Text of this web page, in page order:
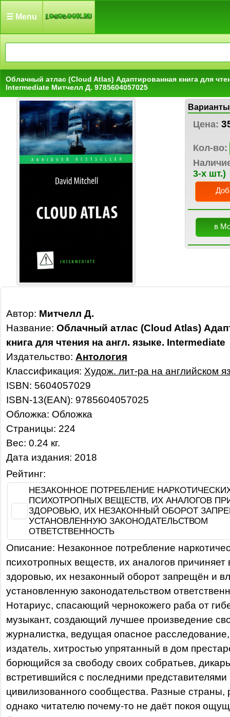
☰ Menu
Облачный атлас (Cloud Atlas) Адаптированная книга для
Intermediate Митчелл Д. 9785604057025
Цена:
Кол-во:
3-х шт.)
в
Автор: Митчелл Д.
Название: Облачный атлас (Cloud Atlas)
книга для чтения на англ. языке. Intermediate
Издательство: Антология
Классификация: Худож. лит-ра на английском
ISBN: 5604057029
ISBN-13(EAN): 9785604057025
Обложка: Обложка
Страницы: 224
Вес: 0.24 кг.
Дата издания: 2018
Рейтинг:
НЕЗАКОННОЕ ПОТРЕБЛЕНИЕ
ПСИХОТРОПНЫХ ВЕЩЕСТВ, ИХ АНАЛОГОВ
ЗДОРОВЬЮ, ИХ НЕЗАКОННЫЙ ОБОРОТ
УСТАНОВЛЕННУЮ ЗАКОНОДАТЕЛЬСТВОМ
ОТВЕТСТВЕННОСТЬ
Описание: Незаконное потребление
психотропных веществ, их аналогов причиняет
здоровью, их незаконный оборот запрещён и
установленную законодательством
Нотариус, спасающий чернокожего раба от
музыкант, создающий лучшее произведение
журналистка, ведущая опасное
издатель, хитростью упрятанный в дом
борющийся за свободу своих собратьев,
встретившийся с последними представителями
цивилизованного сообщества. Разные страны,
однако читателю почему-то не даёт покоя